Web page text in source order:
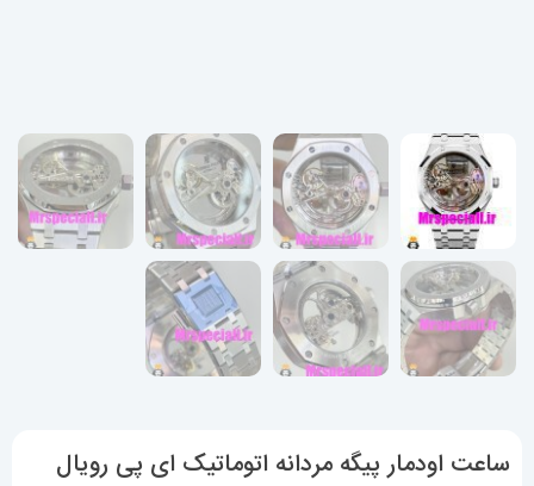
ساعت اودمار پیگه مردانه اتوماتیک ای پی رویال